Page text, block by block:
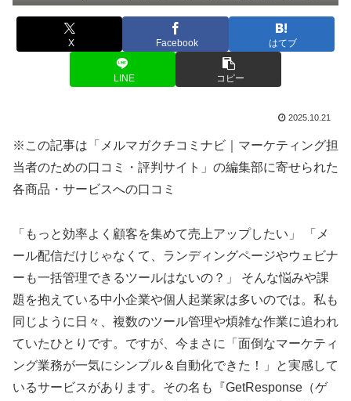
X Facebook はてブ
LINE コピー
2025.10.21
※この記事は「メルマガクチコミナビ｜マーケティング担
当者のための口コミ・評判サイト」の編集部に寄せられた
各商品・サービスへの口コミ
「もっと効率よく顧客を集めて売上アップしたい」 「メ
ール配信だけじゃなくて、ランディングページやウェビナ
ーも一括管理できるツールはないの？」 そんな悩みや課
題を抱えている中小企業や個人起業家は多いのでは。私も
同じように日々、複数のツール管理や煩雑な作業に追われ
ていたひとりです。ですが、今まさに「面倒なマーケティ
ング業務が一気にシンプル＆自動化できた！」と実感して
いるサービスがあります。その名も『GetResponse（ゲ